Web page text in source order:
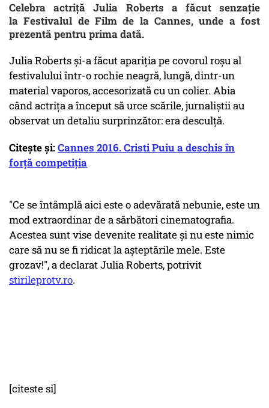
Celebra actriță Julia Roberts a făcut senzație
la Festivalul de Film de la Cannes, unde a fost
prezentă pentru prima dată.
Julia Roberts și-a făcut apariția pe covorul roșu al
festivalului într-o rochie neagră, lungă, dintr-un
material vaporos, accesorizată cu un colier. Abia
când actrița a început să urce scările, jurnaliștii au
observat un detaliu surprinzător: era desculță.
Citește și:Cannes 2016. Cristi Puiu a deschis în
forță competiția
"Ce se întâmplă aici este o adevărată nebunie, este un
mod extraordinar de a sărbători cinematografia.
Acestea sunt vise devenite realitate și nu este nimic
care să nu se fi ridicat la așteptările mele. Este
grozav!", a declarat Julia Roberts, potrivit
stirileprotv.ro.
[citeste si]